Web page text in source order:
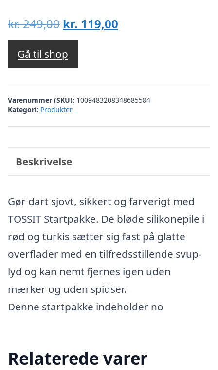
kr.249,00 Den
oprindelige
pris
var:
kr. 249,00.
kr. 119,00
kr. 119,00.
Gå til shop
Varenummer (SKU): 1009483208348685584
Kategori: Produkter
Beskrivelse
Gør dart sjovt, sikkert og farverigt med
TOSSIT Startpakke. De bløde silikonepile i
rød og turkis sætter sig fast på glatte
overflader med en tilfredsstillende svup-
lyd og kan nemt fjernes igen uden
mærker og uden spidser.
Denne startpakke indeholder no
Relaterede varer